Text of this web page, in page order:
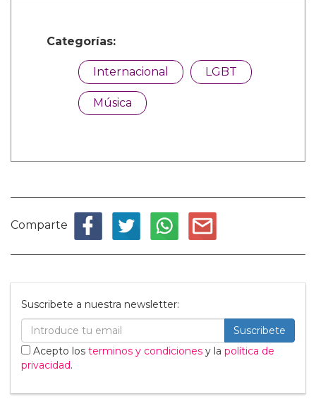
Categorías:
Internacional LGBT
Música
Comparte
Suscribete a nuestra newsletter:
Suscribete
Acepto los terminos y condiciones y la política de
privacidad.